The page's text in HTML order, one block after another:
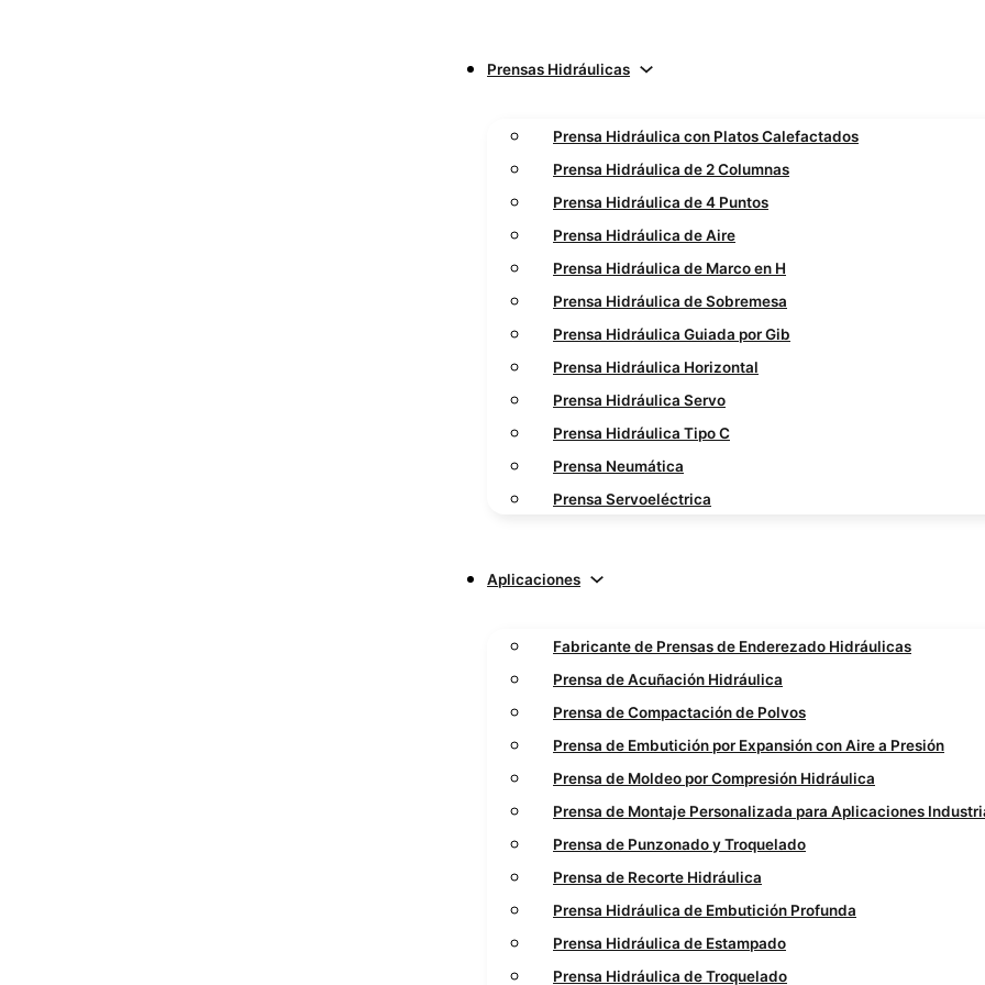
Prensas Hidráulicas
Prensa Hidráulica con Platos Calefactados
Prensa Hidráulica de 2 Columnas
Prensa Hidráulica de 4 Puntos
Prensa Hidráulica de Aire
Prensa Hidráulica de Marco en H
Prensa Hidráulica de Sobremesa
Prensa Hidráulica Guiada por Gib
Prensa Hidráulica Horizontal
Prensa Hidráulica Servo
Prensa Hidráulica Tipo C
Prensa Neumática
Prensa Servoeléctrica
Aplicaciones
Fabricante de Prensas de Enderezado Hidráulicas
Prensa de Acuñación Hidráulica
Prensa de Compactación de Polvos
Prensa de Embutición por Expansión con Aire a Presión
Prensa de Moldeo por Compresión Hidráulica
Prensa de Montaje Personalizada para Aplicaciones
Prensa de Punzonado y Troquelado
Prensa de Recorte Hidráulica
Prensa Hidráulica de Embutición Profunda
Prensa Hidráulica de Estampado
Prensa Hidráulica de Troquelado